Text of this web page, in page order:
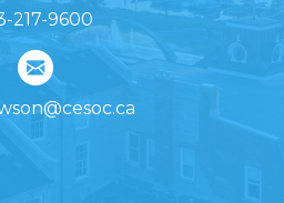
217-9600